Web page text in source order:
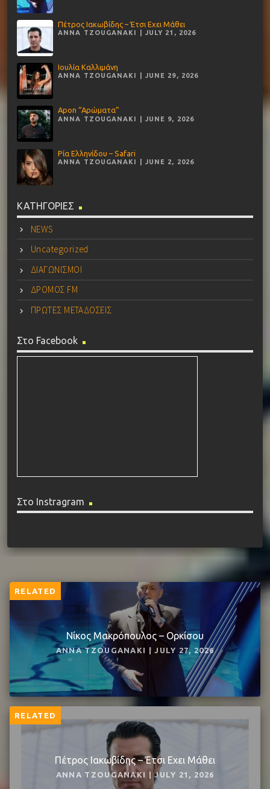
Πέτρος Ιακωβίδης – Έτσι Εχει Μάθει
ANNA TZOUGANAKI | JULY 21, 2026
Ιουλία Καλλιμάνη
ANNA TZOUGANAKI | JUNE 29, 2026
Apon “Αρώματα”
ANNA TZOUGANAKI | JUNE 9, 2026
Ρία Ελληνίδου – Safari
ANNA TZOUGANAKI | JUNE 2, 2026
ΚΑΤΗΓΟΡΙΕΣ
NEWS
Uncategorized
ΔΙΑΓΩΝΙΣΜΟΙ
ΔΡΟΜΟΣ FM
ΠΡΩΤΕΣ ΜΕΤΑΔΟΣΕΙΣ
Στο Facebook
Στο Instragram
RELATED
Νίκος Μακρόπουλος – Ορκίσου
ANNA TZOUGANAKI | JULY 27, 2026
RELATED
Πέτρος Ιακωβίδης – Έτσι Εχει Μάθει
ANNA TZOUGANAKI | JULY 21, 2026